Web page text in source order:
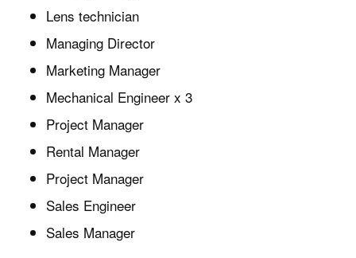
Lens technician
Managing Director
Marketing Manager
Mechanical Engineer x 3
Project Manager
Rental Manager
Project Manager
Sales Engineer
Sales Manager